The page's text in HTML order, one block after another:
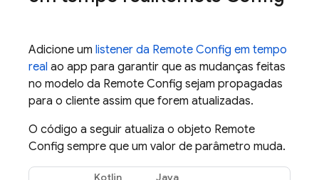
Adicione um listener da Remote Config em tempo
real ao app para garantir que as mudanças feitas
no modelo da Remote Config sejam propagadas
para o cliente assim que forem atualizadas.
O código a seguir atualiza o objeto Remote
Config sempre que um valor de parâmetro muda.
Kotlin Java